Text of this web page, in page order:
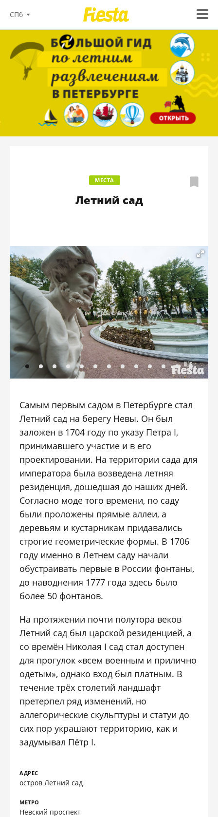
СПб
МЕСТА
Летний сад
Самым первым садом в Петербурге стал
Летний сад на берегу Невы. Он был
заложен в 1704 году по указу Петра I,
принимавшего участие и в его
проектировании. На территории сада для
императора была возведена летняя
резиденция, дошедшая до наших дней.
Согласно моде того времени, по саду
были проложены прямые аллеи, а
деревьям и кустарникам придавались
строгие геометрические формы. В 1706
году именно в Летнем саду начали
обустраивать первые в России фонтаны,
до наводнения 1777 года здесь было
более 50 фонтанов.
На протяжении почти полутора веков
Летний сад был царской резиденцией, а
со времён Николая I сад стал доступен
для прогулок «всем военным и прилично
одетым», однако вход был платным. В
течение трёх столетий ландшафт
претерпел ряд изменений, но
аллегорические скульптуры и статуи до
сих пор украшают территорию, как и
задумывал Пётр I.
АДРЕС
остров Летний сад
МЕТРО
Невский проспект